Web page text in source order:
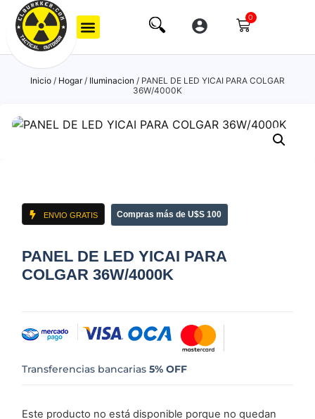
0
Inicio/ Hogar/ Iluminacion / PANEL DE LED YICAI PARA COLGAR
36W/4000K
ENVIO GRATIS Compras más de U$S 100
PANEL DE LED YICAI PARA
COLGAR 36W/4000K
Transferencias bancarias5% OFF
Este producto no está disponible porque no quedan